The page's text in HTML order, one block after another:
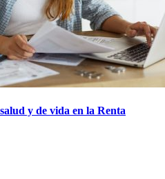
y de vida en la Renta